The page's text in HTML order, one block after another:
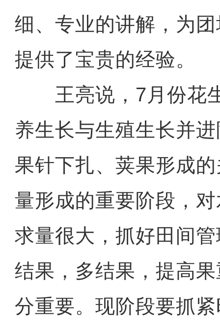
细、专业的讲解，为
提供了宝贵的经验。
王亮说，7月份花
养生长与生殖生长并
果针下扎、荚果形成
量形成的重要阶段，
求量很大，抓好田间
结果，多结果，提高
分重要。现阶段要抓